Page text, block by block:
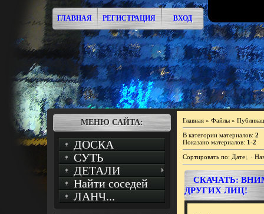
ГЛАВНАЯ РЕГИСТРАЦИЯ ВХОД
МЕНЮ САЙТА:
ДОСКА
СУТЬ
ДЕТАЛИ
Найти соседей
ЛАНЧ...
Главная » Файлы »
В категории материалов: 2
Показано материалов: 1-2
Сортировать по: Дате ·
СКАЧАТЬ:
ДРУГИХ ЛИЦ!